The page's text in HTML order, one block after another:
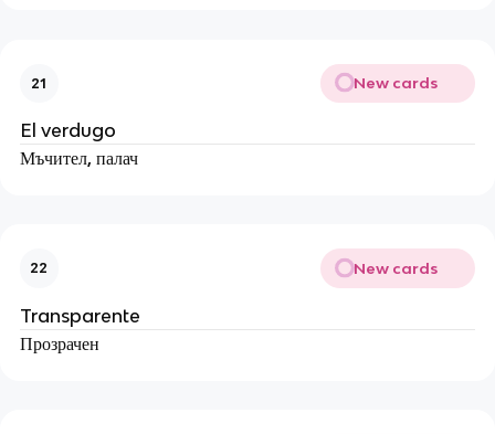
21 New cards
El verdugo
Мъчител, палач
22 New cards
Transparente
Прозрачен